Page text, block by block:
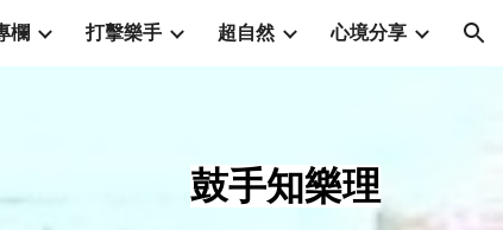
欄 打擊樂手 超自然 心境分享
鼓手知樂理